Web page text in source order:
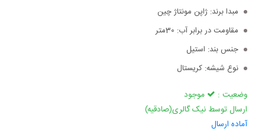
مبدا برند: ژاپن مونتاژ چین
مقاومت در برابر آب: 30متر
جنس بند: استیل
نوع شیشه: کریستال
وضعیت :
موجود
ارسال توسط نیک گالری(صادقیه)
آماده ارسال